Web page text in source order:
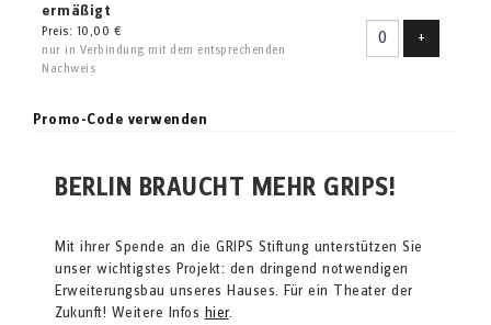
ermäßigt
Preis: 10,00 €
nur in Verbindung mit dem entsprechenden
Nachweis
+
Promo-Code verwenden
BERLIN BRAUCHT MEHR GRIPS!
Mit ihrer Spende an die GRIPS Stiftung unterstützen Sie
unser wichtigstes Projekt: den dringend notwendigen
Erweiterungsbau unseres Hauses. Für ein Theater der
Zukunft! Weitere Infos hier.